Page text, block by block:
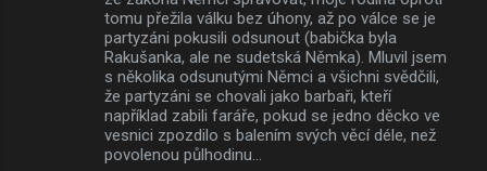
tomu přežila válku bez úhony, až po válce se je
partyzáni pokusili odsunout (babička byla
Rakušanka, ale ne sudetská Němka). Mluvil jsem
s několika odsunutými Němci a všichni svědčili,
že partyzáni se chovali jako barbaři, kteří
například zabili faráře, pokud se jedno děcko ve
vesnici zpozdilo s balením svých věcí déle, než
povolenou půlhodinu...